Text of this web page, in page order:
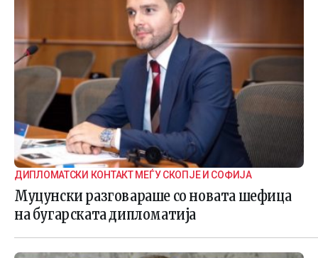
ДИПЛОМАТСКИ КОНТАКТ МЕЃУ СКОПЈЕ И СОФИЈА
Муцунски разговараше со новата шефица
на бугарската дипломатија